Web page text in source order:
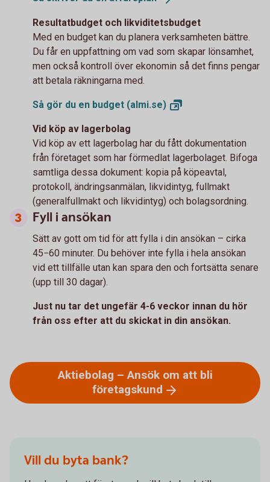
Resultatbudget och likviditetsbudget
Med en budget kan du planera verksamheten bättre.
Du får en uppfattning om vad som skapar lönsamhet,
men också kontroll över ekonomin så det finns pengar
att betala räkningarna med.
Så gör du en budget (almi.se)
Vid köp av lagerbolag
Vid köp av ett lagerbolag har du fått dokumentation
från företaget som har förmedlat lagerbolaget. Bifoga
samtliga dessa dokument: kopia på köpeavtal,
protokoll, ändringsanmälan, likvidintyg, fullmakt
(generalfullmakt och likvidintyg) och bolagsordning.
Fyll i ansökan
Sätt av gott om tid för att fylla i din ansökan – cirka
45−60 minuter. Du behöver inte fylla i hela ansökan
vid ett tillfälle utan kan spara den och fortsätta senare
(upp till 30 dagar).
Just nu tar det ungefär 4-6 veckor innan du hör
från oss efter att du skickat in din ansökan.
Aktiebolag – Ansök om att bli
företagskund
Vill du byta bank?